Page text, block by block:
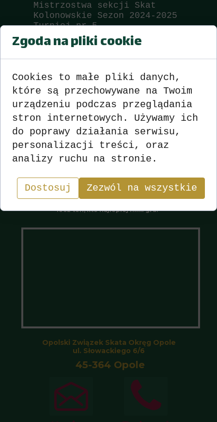
Mistrzostwa sekcji Skat
Kolonowskie Sezon 2024-2025
Turniej nr 5
lecz ten, kto najlepiej nimi gra.”
Opolski Związek Skata Okręg Opole
ul. Słowackiego 6/6
45-364 Opole
Zgoda na pliki cookie
Cookies to małe pliki danych,
które są przechowywane na Twoim
urządzeniu podczas przeglądania
stron internetowych. Używamy ich
do poprawy działania serwisu,
personalizacji treści, oraz
analizy ruchu na stronie.
Dostosuj Zezwól na wszystkie